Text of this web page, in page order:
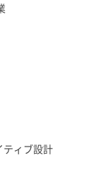
ティブ設計